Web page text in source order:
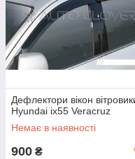
Дефлектори вікон
Hyundai ix55 Veracruz
Немає в наявності
900 ₴